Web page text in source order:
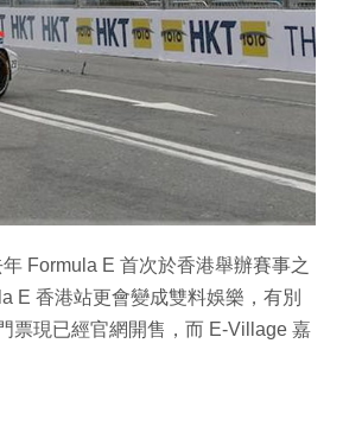
Formula E 首次於香港舉辦賽事之
E 香港站更會變成雙料娛樂，有別
票現已經官網開售，而 E-Village 嘉